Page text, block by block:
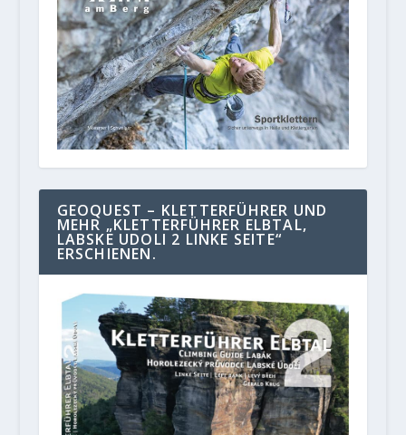
GEOQUEST – KLETTERFÜHRER UND
MEHR „KLETTERFÜHRER ELBTAL,
LABSKE UDOLI 2 LINKE SEITE“
ERSCHIENEN.